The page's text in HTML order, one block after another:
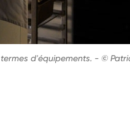
d'équipements. - ©